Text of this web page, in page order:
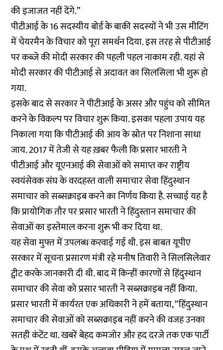
की इजाजत नहीं देंगे.”
पीटीआई के 16 सदस्यीय बोर्ड के बाकी सदस्यों ने भी उस मीटिंग
में चेयरमैन के विचार को पूरा समर्थन दिया. इस तरह से पीटीआई
पर कब्जे की मोदी सरकार की पहली पहल नाकाम रही. यहां से
मोदी सरकार की पीटीआई से अदावत का सिलसिला भी शुरू हो
गया.
इसके बाद से सरकार ने पीटीआई के असर और पहुंच को सीमित
करने के विकल्प पर विचार शुरू किया. इसका पहला उपाय यह
निकाला गया कि पीटीआई की आय के स्रोत पर निशाना साधा
जाय. 2017 में तेजी से यह ख़बर फैली कि प्रसार भारती ने
पीटीआई और यूएनआई की सेवाओं को समाप्त कर राष्ट्रीय
स्वयंसेवक संघ के वरदहस्त वाली समाचार सेवाहिंदुस्थान
समाचार को सब्सक्राइबकरने का निर्णय किया है. सच्चाई यह है
कि प्रायोगिक तौर पर प्रसार भारती ने हिंदुस्तान समाचार की
सेवाओं का इस्तेमाल करना शुरू भी कर दिया था.
यह सेवा मुफ्त में उपलब्ध करवाई गई थी. इस बाबत यूपीए
सरकार में सूचना प्रसारण मंत्री रहे मनीष तिवारी ने सिलसिलेवार
ट्वीट करके जानकारी दी थी. बाद में किन्हीं कारणों से हिंदुस्थान
समाचार की सेवा को प्रसार भारती ने सब्सक्राइब नहीं किया.
प्रसार भारती में कार्यरत एक अधिकारी ने हमें बताया, “हिंदुस्थान
समाचार की सेवाओं को सब्सक्राइब नहीं करने की वजह उनका
सतही कंटेंट था. खबरें बेहद कमजोर और हद दरजे तक एक पार्टी